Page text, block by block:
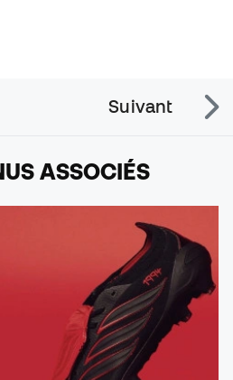
Suivant
ASSOCIÉS